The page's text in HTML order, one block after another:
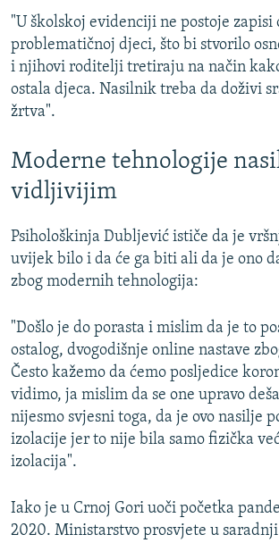
"U školskoj evidenciji ne postoje zapisi
problematičnoj djeci, što bi stvorilo
i njihovi roditelji tretiraju na način
ostala djeca. Nasilnik treba da doživi
žrtva".
Moderne tehnologije
vidljivijim
Psihološkinja Dubljević ističe da je
uvijek bilo i da će ga biti ali da je ono
zbog modernih tehnologija:
"Došlo je do porasta i mislim da je to
ostalog, dvogodišnje online nastave
Često kažemo da ćemo posljedice
vidimo, ja mislim da se one upravo
nijesmo svjesni toga, da je ovo nasilje
izolacije jer to nije bila samo fizička
izolacija".
Iako je u Crnoj Gori uoči početka
2020. Ministarstvo prosvjete u